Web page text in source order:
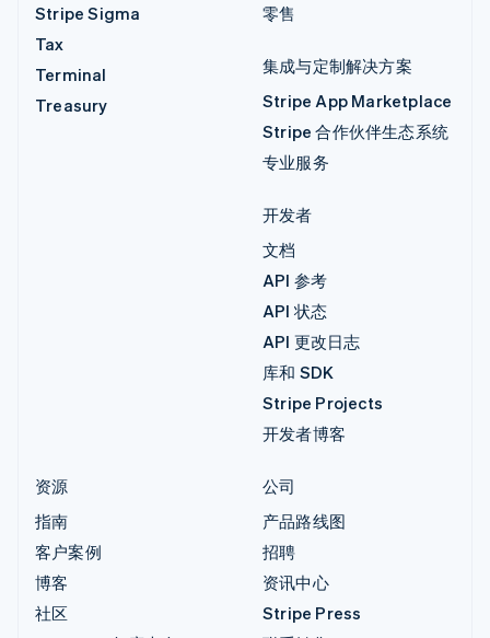
Stripe Sigma
Tax
Terminal
Treasury
零售
集成与定制解决方案
Stripe App Marketplace
Stripe 合作伙伴生态系统
专业服务
开发者
文档
API 参考
API 状态
API 更改日志
库和 SDK
Stripe Projects
开发者博客
资源
指南
客户案例
博客
社区
公司
产品路线图
招聘
资讯中心
Stripe Press